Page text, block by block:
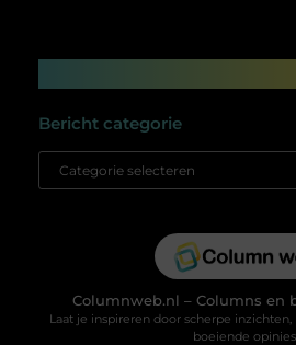
Bericht categorie
Columnweb.nl – Columns en
Laat je inspireren door scherpe
boeiende